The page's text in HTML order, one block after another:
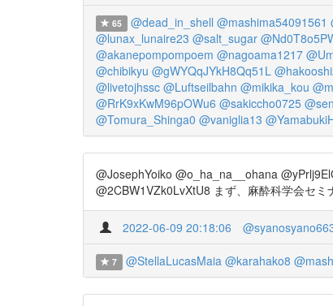
65 @dead_in_shell @mashima54091561
@lunax_lunaire23 @salt_sugar
@akanepompompoem @nagoama1217
@chibikyu @gWYQqJYkH8Qq51L
@livetojhssc @Luftseilbahn @mikika_kou
@RrK9xKwM96pOWu6 @sakiccho0725
@Tomura_Shinga0 @vaniglia13
@JosephYoiko @o_ha_na__ohana
@2CBW1VZk0LvXtU8 まず、麻酔科学会セ
2022-06-09 20:18:06
7 @StellaLucasMaia @karahako8